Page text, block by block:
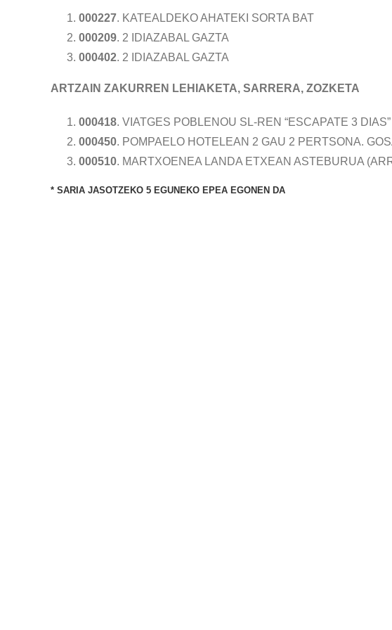
000227. KATEALDEKO AHATEKI SORTA BAT
000209. 2 IDIAZABAL GAZTA
000402. 2 IDIAZABAL GAZTA
ARTZAIN ZAKURREN LEHIAKETA, SARRERA, ZOZKETA
000418. VIATGES POBLENOU SL-REN “ESCAPATE 3
000450. POMPAELO HOTELEAN 2 GAU 2 PERTSONA.
000510. MARTXOENEA LANDA ETXEAN ASTEBURUA
* SARIA JASOTZEKO 5 EGUNEKO EPEA EGONEN DA